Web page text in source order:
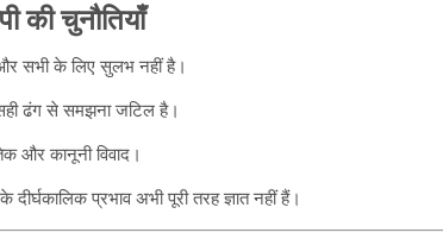
की चुनौतियाँ
सभी के लिए सुलभ नहीं है।
ढंग से समझना जटिल है।
और कानूनी विवाद।
दीर्घकालिक प्रभाव अभी पूरी तरह ज्ञात नहीं हैं।